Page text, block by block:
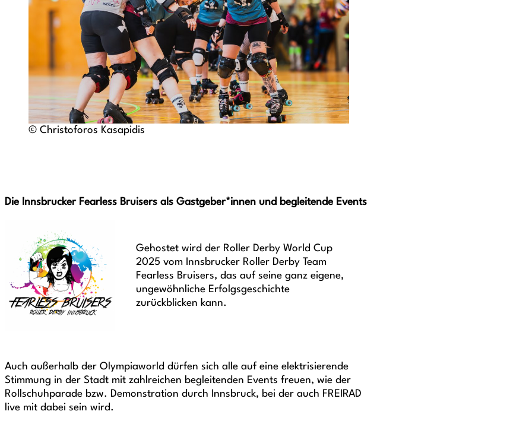
© Christoforos Kasapidis
Die Innsbrucker Fearless Bruisers als Gastgeber*innen und begleitende Events
Gehostet wird der Roller Derby World Cup
2025 vom Innsbrucker Roller Derby Team
Fearless Bruisers, das auf seine ganz eigene,
ungewöhnliche Erfolgsgeschichte
zurückblicken kann.
Auch außerhalb der Olympiaworld dürfen sich alle auf eine elektrisierende
Stimmung in der Stadt mit zahlreichen begleitenden Events freuen, wie der
Rollschuhparade bzw. Demonstration durch Innsbruck, bei der auch FREIRAD
live mit dabei sein wird.